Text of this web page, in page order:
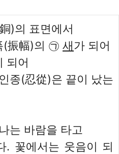
)의 표면에서
(振幅)의 ㉠ 새가 되어
되어
종(忍從)은 끝이 났는
는 바람을 타고
. 꽃에서는 웃음이 되